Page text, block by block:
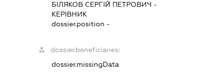
БІЛЯКОВ СЕРГІЙ ПЕТРОВИЧ -
КЕРІВНИК
dossier.position -
dossier.beneficiaries:
dossier.missingData